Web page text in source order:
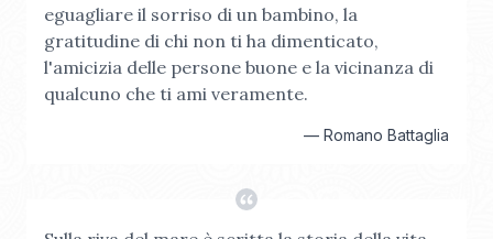
eguagliare il sorriso di un bambino, la
gratitudine di chi non ti ha dimenticato,
l'amicizia delle persone buone e la vicinanza di
qualcuno che ti ami veramente.
— Romano Battaglia